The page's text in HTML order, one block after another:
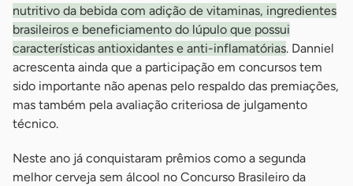
nutritivo da bebida com adição de vitaminas, ingredientes
brasileiros e beneficiamento do lúpulo que possui
características antioxidantes e anti-inflamatórias. Danniel
acrescenta ainda que a participação em concursos tem
sido importante não apenas pelo respaldo das premiações,
mas também pela avaliação criteriosa de julgamento
técnico.
Neste ano já conquistaram prêmios como a segunda
melhor cerveja sem álcool no Concurso Brasileiro da